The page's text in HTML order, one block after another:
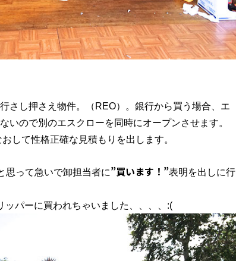
さし押さえ物件。（REO）。銀行から買う場合、エ
いので別のエスクローを同時にオープンさせます。
して性格正確な見積もりを出します。
思って急いで卸担当者に”買います！”表明を出しに行
ッパーに買われちゃいました、、、、:(